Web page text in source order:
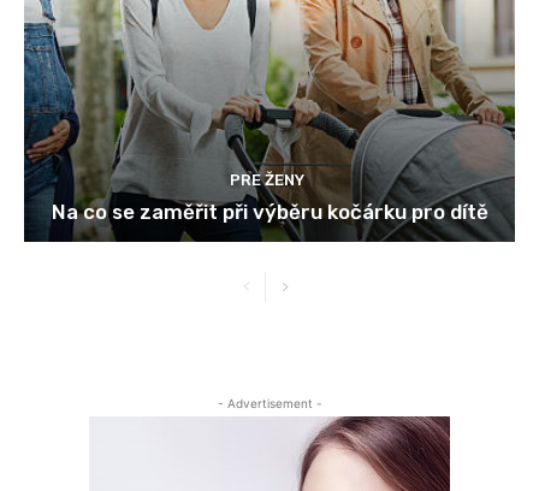
PRE ŽENY
Na co se zaměřit při výběru kočárku pro dítě
- Advertisement -